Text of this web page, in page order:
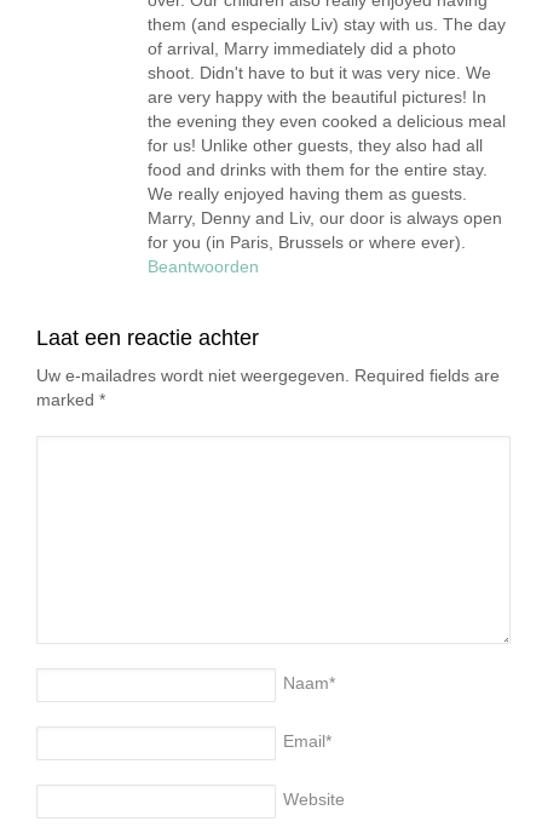
them (and especially Liv) stay with us. The day
of arrival, Marry immediately did a photo
shoot. Didn't have to but it was very nice. We
are very happy with the beautiful pictures! In
the evening they even cooked a delicious meal
for us! Unlike other guests, they also had all
food and drinks with them for the entire stay.
We really enjoyed having them as guests.
Marry, Denny and Liv, our door is always open
for you (in Paris, Brussels or where ever).
Beantwoorden
Laat een reactie achter
Uw e-mailadres wordt niet weergegeven. Required fields are
marked *
Naam*
Email*
Website